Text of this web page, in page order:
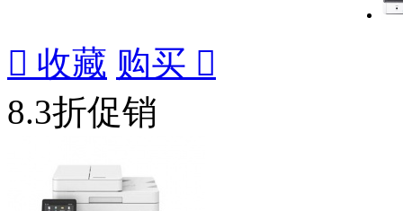
 收藏 购买 
8.3折促销